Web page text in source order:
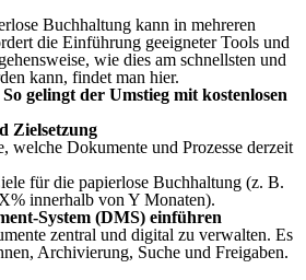
Buchhaltung kann in mehreren
die Einführung geeigneter Tools und
wie dies am schnellsten und
kann, findet man hier.
gelingt der Umstieg mit kostenlosen
Zielsetzung
welche Dokumente und Prozesse derzeit
für die papierlose Buchhaltung (z. B.
innerhalb von Y Monaten).
System (DMS) einführen
zentral und digital zu verwalten. Es
Archivierung, Suche und Freigaben.